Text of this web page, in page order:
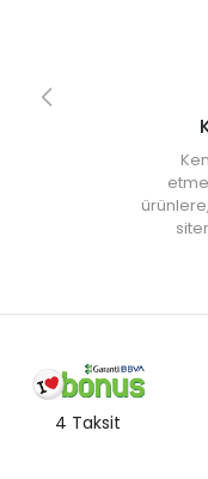
4 Taksit